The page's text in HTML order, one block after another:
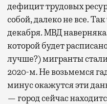
дефицит трудовых
собой, далеко не все.
декабря. МВД наверняка
которой будет
лучше?) мигранты
2020-м. Не возьмемся
минус окажутся эти
— город сейчас